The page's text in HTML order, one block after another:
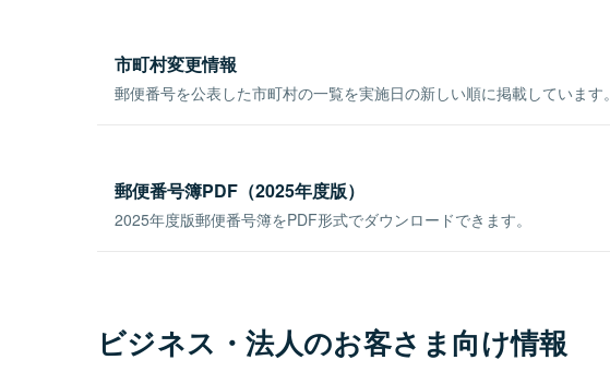
市町村変更情報
郵便番号を公表した市町村の一覧を実施日の新しい順に掲載しています。
郵便番号簿PDF（2025年度版）
2025年度版郵便番号簿をPDF形式でダウンロードできます。
ビジネス・法人のお客さま向け情報